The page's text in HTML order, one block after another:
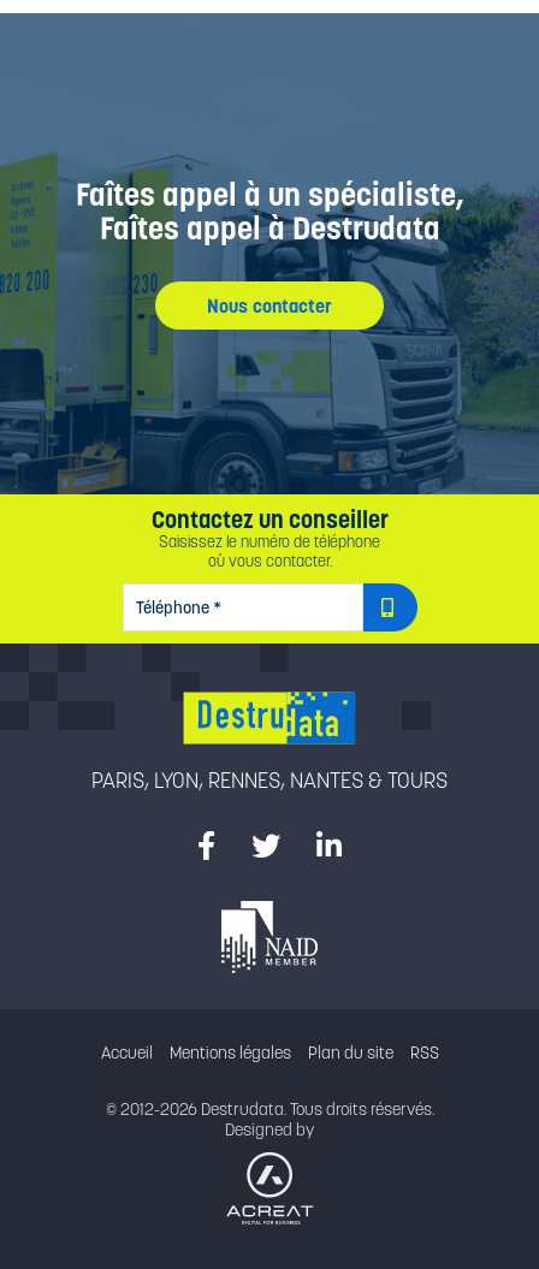
Faîtes appel à un spécialiste,
Faîtes appel à Destrudata
Nous contacter
Contactez un conseiller
Saisissez le numéro de téléphone
où vous contacter.
TÉLÉPHONE*
PARIS, LYON, RENNES, NANTES & TOURS
Accueil Mentions légales Plan du site RSS
© 2012-2026 Destrudata. Tous droits réservés.
Designed by